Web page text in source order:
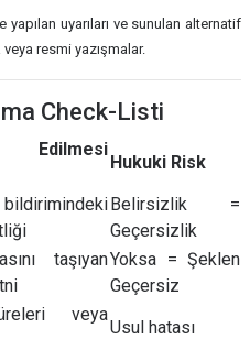
yapılan uyarıları ve sunulan alternatif
resmi yazışmalar.
Check-Listi
Hukuki Risk
Belirsizlik =
Geçersizlik
taşıyanYoksa = Şeklen
Geçersiz
veya
Usul hatası